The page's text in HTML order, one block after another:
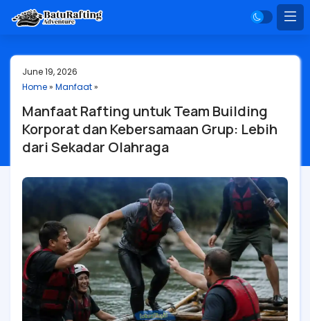
June 19, 2026
Home» Manfaat»
Manfaat Rafting untuk Team Building
Korporat dan Kebersamaan Grup: Lebih
dari Sekadar Olahraga